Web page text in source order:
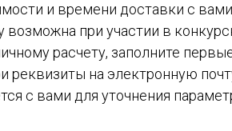
и времени доставки с
возможна при участии в
расчету, заполните
реквизиты на электронную
с вами для уточнения